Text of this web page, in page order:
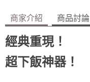
商家介紹 商品討論
經典重現！
超下飯神器！